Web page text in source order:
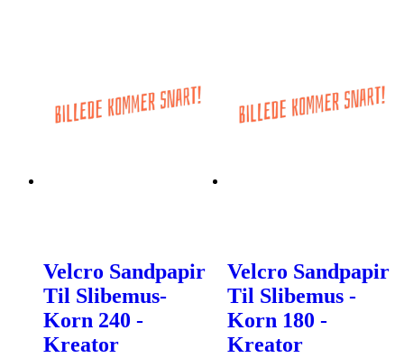
Velcro Sandpapir
Til Slibemus-
Korn 240 -
Kreator
Velcro Sandpapir
Til Slibemus -
Korn 180 -
Kreator